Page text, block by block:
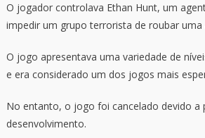
O jogador controlava Ethan Hunt, um
impedir um grupo terrorista de roubar uma
O jogo apresentava uma variedade de
e era considerado um dos jogos mais
No entanto, o jogo foi cancelado devido a
desenvolvimento.